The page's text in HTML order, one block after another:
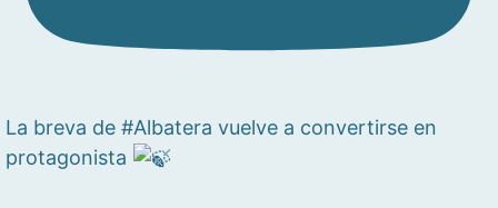
La breva de #Albatera vuelve a convertirse en
protagonista